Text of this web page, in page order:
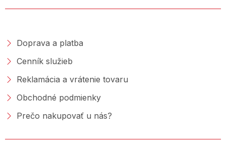
Doprava a platba
Cenník služieb
Reklamácia a vrátenie tovaru
Obchodné podmienky
Prečo nakupovať u nás?